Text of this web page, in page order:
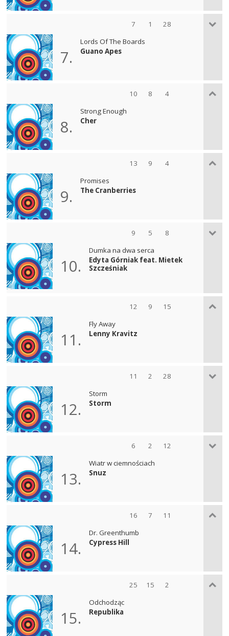
7 1 28
7.
Lords Of The Boards
Guano Apes
10 8 4
8.
Strong Enough
Cher
13 9 4
9.
Promises
The Cranberries
9 5 8
10.
Dumka na dwa serca
Edyta Górniak feat. Mietek
Szcześniak
12 9 15
11.
Fly Away
Lenny Kravitz
11 2 28
12.
Storm
Storm
6 2 12
13.
Wiatr w ciemnościach
Snuz
16 7 11
14.
Dr. Greenthumb
Cypress Hill
25 15 2
15.
Odchodząc
Republika